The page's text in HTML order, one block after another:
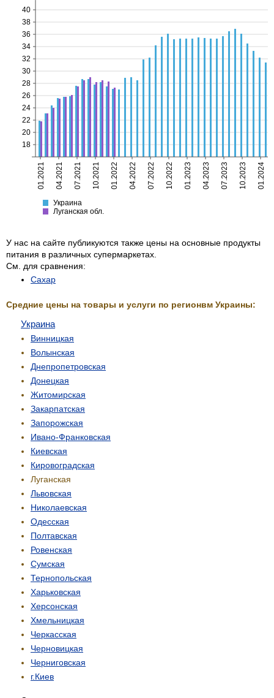
Украина
Луганская
01.2021 04.2021 07.2021 10.2021 01.2022 04.2022 07.2022 10.2022 01.2023 04.2023 07.2023 10.2023 01.2024
18
20
22
24
26
28
30
32
34
36
38
40
Украина
Луганская обл.
У нас на сайте публикуются также цены на основные продукты
питания в различных супермаркетах.
См. для сравнения:
Сахар
Средние цены на товары и услуги по регионвм Украины:
Украина
Винницкая
Волынская
Днепропетровская
Донецкая
Житомирская
Закарпатская
Запорожская
Ивано-Франковская
Киевская
Кировоградская
Луганская
Львовская
Николаевская
Одесская
Полтавская
Ровенская
Сумская
Тернопольская
Харьковская
Херсонская
Хмельницкая
Черкасская
Черновицкая
Черниговская
г.Киев